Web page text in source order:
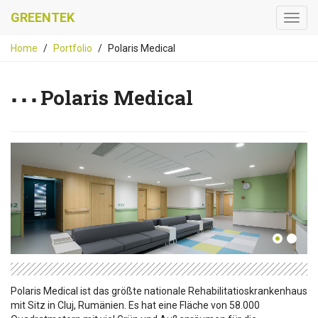
GREENTEK
Home Portfolio Polaris Medical
Polaris Medical
Polaris Medical ist das größte nationale Rehabilitatioskrankenhaus
mit Sitz in Cluj, Rumänien. Es hat eine Fläche von 58.000